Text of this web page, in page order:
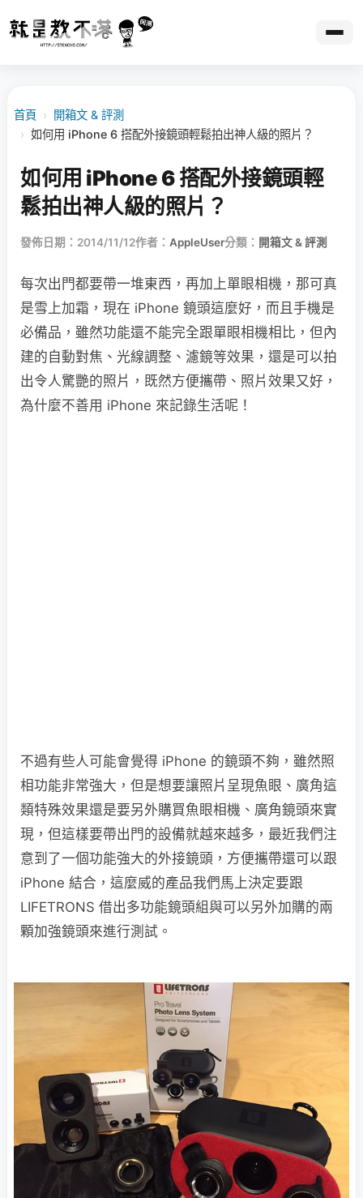
首頁 ›
開箱文 & 評測
› 如何用 iPhone 6 搭配外接鏡頭輕鬆拍出神人級的照片？
如何用 iPhone 6 搭配外接鏡頭輕
鬆拍出神人級的照片？
發佈日期：2014/11/12作者： AppleUser分類： 開箱文 & 評測
每次出門都要帶一堆東西，再加上單眼相機，那可真
是雪上加霜，現在 iPhone 鏡頭這麼好，而且手機是
必備品，雖然功能還不能完全跟單眼相機相比，但內
建的自動對焦、光線調整、濾鏡等效果，還是可以拍
出令人驚艷的照片，既然方便攜帶、照片效果又好，
為什麼不善用 iPhone 來記錄生活呢！
不過有些人可能會覺得 iPhone 的鏡頭不夠，雖然照
相功能非常強大，但是想要讓照片呈現魚眼、廣角這
類特殊效果還是要另外購買魚眼相機、廣角鏡頭來實
現，但這樣要帶出門的設備就越來越多，最近我們注
意到了一個功能強大的外接鏡頭，方便攜帶還可以跟
iPhone 結合，這麼威的產品我們馬上決定要跟
LIFETRONS 借出多功能鏡頭組與可以另外加購的兩
顆加強鏡頭來進行測試。